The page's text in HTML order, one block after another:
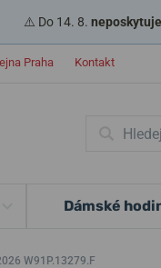
⚠️ Do 14. 8.
Praha Kontakt
Dámské
W91P.13279.F